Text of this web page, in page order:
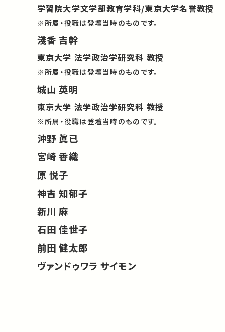
学習院大学文学部教育学科/東京大学名誉教授
※所属・役職は登壇当時のものです。
淺香 吉幹
東京大学 法学政治学研究科 教授
※所属・役職は登壇当時のものです。
城山 英明
東京大学 法学政治学研究科 教授
※所属・役職は登壇当時のものです。
沖野 眞已
宮崎 香織
原 悦子
神吉 知郁子
新川 麻
石田 佳世子
前田 健太郎
ヴァンドゥワラ サイモン